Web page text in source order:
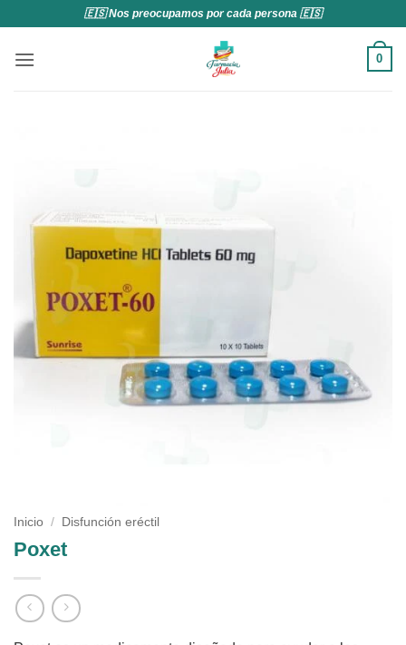
contenido
🇪🇸 Nos preocupamos por cada persona 🇪🇸
0
Inicio / Disfunción eréctil
Poxet